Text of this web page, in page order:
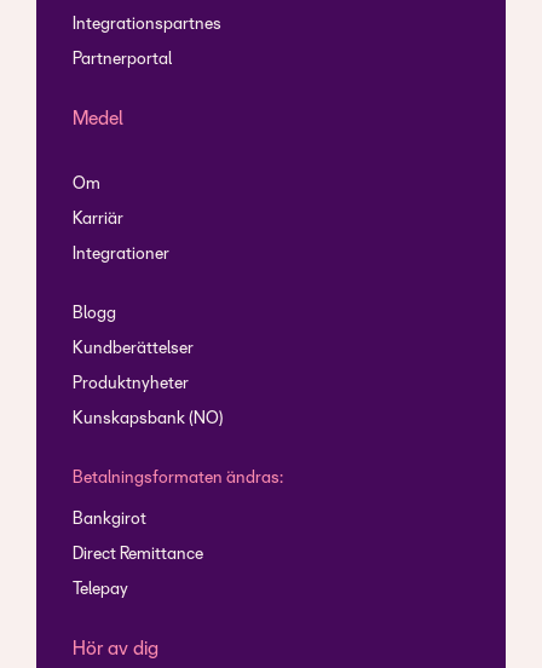
Integrationspartnes
Partnerportal
Medel
Om
Karriär
Integrationer
Blogg
Kundberättelser
Produktnyheter
Kunskapsbank (NO)
Betalningsformaten ändras:
Bankgirot
Direct Remittance
Telepay
Hör av dig